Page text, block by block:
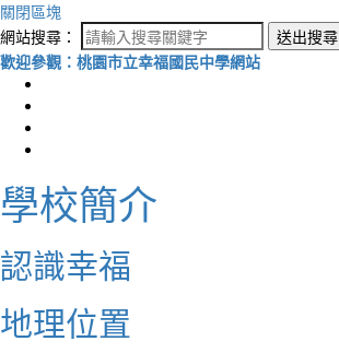
關閉區塊
網站搜尋：
送出搜尋
歡迎參觀：桃園市立幸福國民中學網站
學校簡介
認識幸福
地理位置